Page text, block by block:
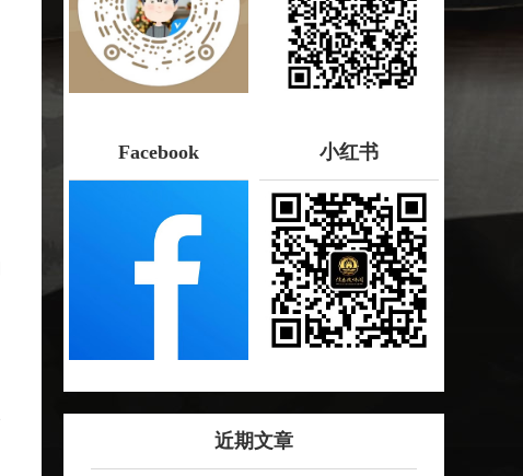
Facebook 小红书
近期文章